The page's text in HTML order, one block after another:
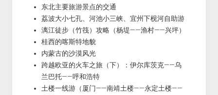
东北主要旅游景点的交通
荔波大小七孔、河池小三峡、宜州下枧河自助游
漓江徒步（竹筏）攻略（杨堤——渔村——兴坪）
桂西的喀斯特地貌
内蒙古的沙漠风光
跨越欧亚的火车之旅（下）：伊尔库茨克——乌
兰巴托——呼和浩特
土楼一线游（厦门——南靖土楼——永定土楼——